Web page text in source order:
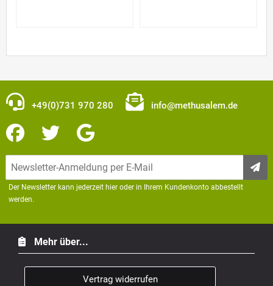
+49(0)731 970 280 info@methusalem.de
Der Newsletter kann jederzeit hier oder in Ihrem Kundenkonto abbestellt
werden.
Mehr über...
Vertrag widerrufen